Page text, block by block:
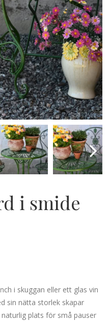
i smide
i skuggan eller ett glas vin
sin nätta storlek skapar
plats för små pauser